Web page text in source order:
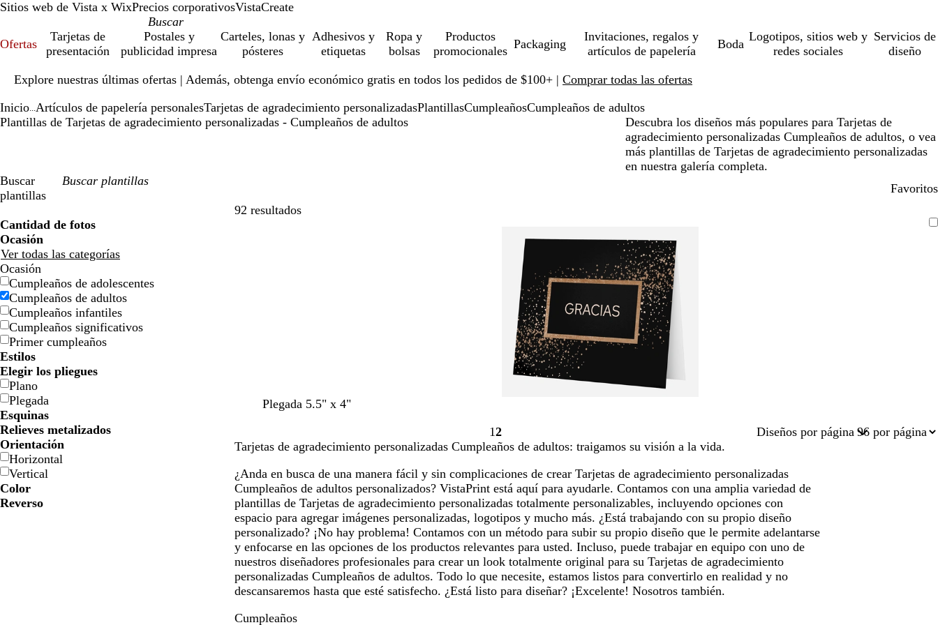
Sitios web de Vista x WixPrecios corporativosVistaCreate
Ofertas
Tarjetas de
presentación
Postales y
publicidad impresa
Carteles, lonas y
pósteres
Adhesivos y
etiquetas
Ropa y
bolsas
Productos
promocionales
Packaging
Invitaciones, regalos y
artículos de papelería
Boda
Logotipos, sitios web y
redes sociales
Servicios de
diseño
Explore nuestras últimas ofertas | Además, obtenga envío económico gratis en todos los pedidos de $100+ | Comprar todas las ofertas
1
Inicio Artículos de papelería personalesTarjetas de agradecimiento personalizadasPlantillasCumpleañosCumpleaños de adultos
Plantillas de Tarjetas de agradecimiento personalizadas - Cumpleaños de adultos
Descubra los diseños más populares para Tarjetas de
agradecimiento personalizadas Cumpleaños de adultos, o vea
más plantillas de Tarjetas de agradecimiento personalizadas
en nuestra galería completa.
Buscar
plantillas
Favoritos
92 resultados
Filtros
Cantidad de fotos
Ocasión
Ver todas las categorías
Ocasión
Cumpleaños de adolescentes
Cumpleaños de adultos
Cumpleaños infantiles
Cumpleaños significativos
Primer cumpleaños
Estilos
Elegir los pliegues
Plano
Plegada
Esquinas
Relieves metalizados
Orientación
Horizontal
Vertical
Color
Reverso
Plegada 5.5" x 4"
Página
1
1 Página
2
2
Diseños por página
Tarjetas de agradecimiento personalizadas Cumpleaños de adultos: traigamos su visión a la vida.
¿Anda en busca de una manera fácil y sin complicaciones de crear Tarjetas de agradecimiento personalizadas
Cumpleaños de adultos personalizados? VistaPrint está aquí para ayudarle. Contamos con una amplia variedad de
plantillas de Tarjetas de agradecimiento personalizadas totalmente personalizables, incluyendo opciones con
espacio para agregar imágenes personalizadas, logotipos y mucho más. ¿Está trabajando con su propio diseño
personalizado? ¡No hay problema! Contamos con un método para subir su propio diseño que le permite adelantarse
y enfocarse en las opciones de los productos relevantes para usted. Incluso, puede trabajar en equipo con uno de
nuestros diseñadores profesionales para crear un look totalmente original para su Tarjetas de agradecimiento
personalizadas Cumpleaños de adultos. Todo lo que necesite, estamos listos para convertirlo en realidad y no
descansaremos hasta que esté satisfecho. ¿Está listo para diseñar? ¡Excelente! Nosotros también.
Cumpleaños